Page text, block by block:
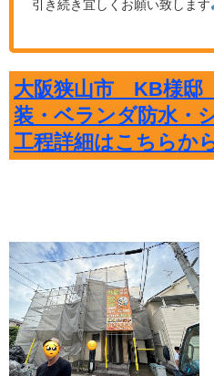
引き続き宜しくお願い致します
大阪狭山市 KB様邸
装・ベランダ防水・
工程詳細はこちらか